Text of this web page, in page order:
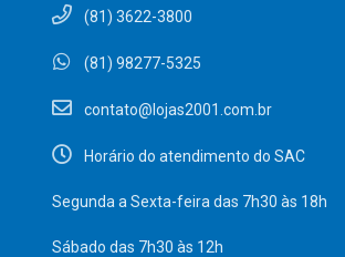
(81) 3622-3800
(81) 98277-5325
contato@lojas2001.com.br
Horário do atendimento do SAC
Segunda a Sexta-feira das 7h30 às 18h
Sábado das 7h30 às 12h